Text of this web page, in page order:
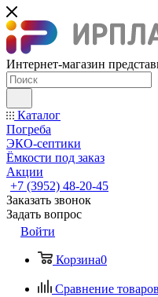
Интернет-магазин
Каталог
Погреба
ЭКО-септики
Ёмкости под заказ
Акции
+7 (3952) 48-20-45
Заказать звонок
Задать вопрос
Войти
Корзина0
Сравнение товаров